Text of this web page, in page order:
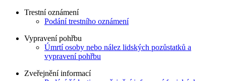
Trestní oznámení
Podání trestního oznámení
Vypravení pohřbu
Úmrtí osoby nebo nález lidských pozůstatků a
vypravení pohřbu
Zveřejnění informací